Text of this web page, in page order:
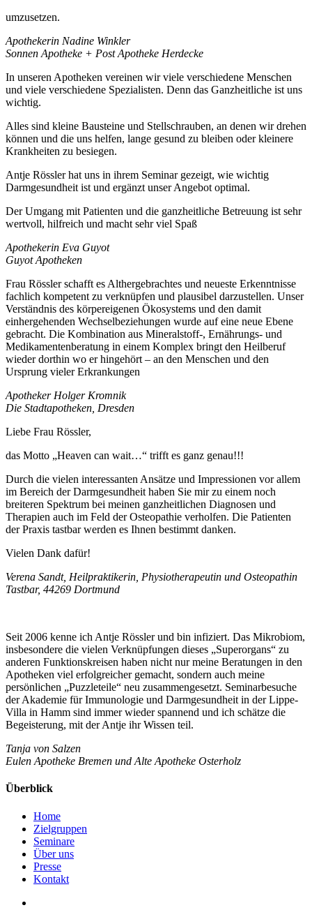
umzusetzen.
Apothekerin Nadine Winkler
Sonnen Apotheke + Post Apotheke Herdecke
In unseren Apotheken vereinen wir viele verschiedene Menschen
und viele verschiedene Spezialisten. Denn das Ganzheitliche ist uns
wichtig.
Alles sind kleine Bausteine und Stellschrauben, an denen wir drehen
können und die uns helfen, lange gesund zu bleiben oder kleinere
Krankheiten zu besiegen.
Antje Rössler hat uns in ihrem Seminar gezeigt, wie wichtig
Darmgesundheit ist und ergänzt unser Angebot optimal.
Der Umgang mit Patienten und die ganzheitliche Betreuung ist sehr
wertvoll, hilfreich und macht sehr viel Spaß
Apothekerin Eva Guyot
Guyot Apotheken
Frau Rössler schafft es Althergebrachtes und neueste Erkenntnisse
fachlich kompetent zu verknüpfen und plausibel darzustellen. Unser
Verständnis des körpereigenen Ökosystems und den damit
einhergehenden Wechselbeziehungen wurde auf eine neue Ebene
gebracht. Die Kombination aus Mineralstoff-, Ernährungs- und
Medikamentenberatung in einem Komplex bringt den Heilberuf
wieder dorthin wo er hingehört – an den Menschen und den
Ursprung vieler Erkrankungen
Apotheker Holger Kromnik
Die Stadtapotheken, Dresden
Liebe Frau Rössler,
das Motto „Heaven can wait…“ trifft es ganz genau!!!
Durch die vielen interessanten Ansätze und Impressionen vor allem
im Bereich der Darmgesundheit haben Sie mir zu einem noch
breiteren Spektrum bei meinen ganzheitlichen Diagnosen und
Therapien auch im Feld der Osteopathie verholfen. Die Patienten
der Praxis tastbar werden es Ihnen bestimmt danken.
Vielen Dank dafür!
Verena Sandt, Heilpraktikerin, Physiotherapeutin und Osteopathin
Tastbar, 44269 Dortmund
Seit 2006 kenne ich Antje Rössler und bin infiziert. Das Mikrobiom,
insbesondere die vielen Verknüpfungen dieses „Superorgans“ zu
anderen Funktionskreisen haben nicht nur meine Beratungen in den
Apotheken viel erfolgreicher gemacht, sondern auch meine
persönlichen „Puzzleteile“ neu zusammengesetzt. Seminarbesuche
der Akademie für Immunologie und Darmgesundheit in der Lippe-
Villa in Hamm sind immer wieder spannend und ich schätze die
Begeisterung, mit der Antje ihr Wissen teil.
Tanja von Salzen
Eulen Apotheke Bremen und Alte Apotheke Osterholz
Überblick
Home
Zielgruppen
Seminare
Über uns
Presse
Kontakt